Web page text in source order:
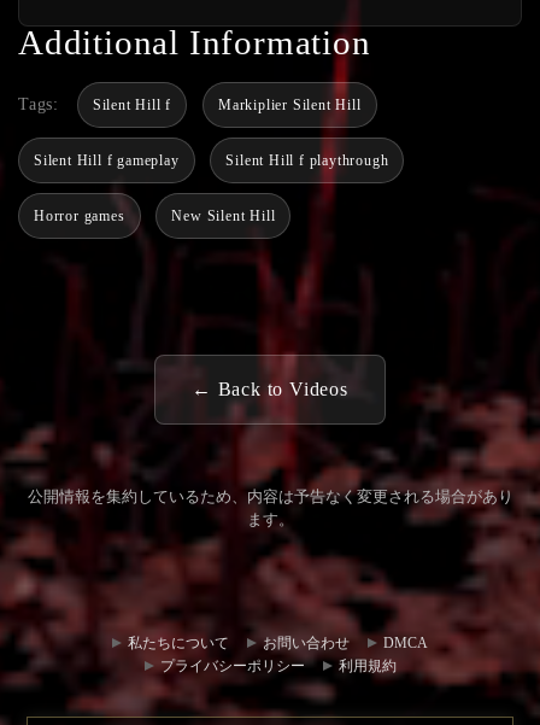
Additional Information
Tags: Silent Hill f Markiplier Silent Hill
Silent Hill f gameplay Silent Hill f playthrough
Horror games New Silent Hill
← Back to Videos
公開情報を集約しているため、内容は予告なく変更される場合があり
ます。
コミュ
ニティ
ハブ
合わせ
私たちについて お問い合わせ
DMCA
プライバシーポリシー
利用規約